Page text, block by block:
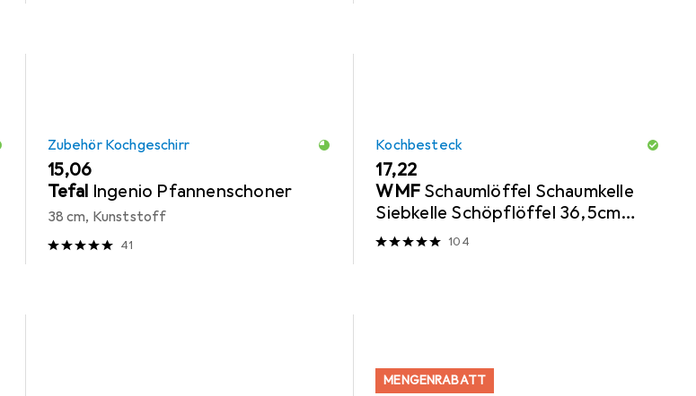
Zubehör Kochgeschirr
EUR
15,06
Tefal Ingenio Pfannenschoner
38 cm, Kunststoff
41
Kochbesteck
EUR
17,22
WMF Schaumlöffel Schaumkelle
Siebkelle Schöpflöffel 36,5cm
Profi Plus Edelstahl
104
MENGENRABATT